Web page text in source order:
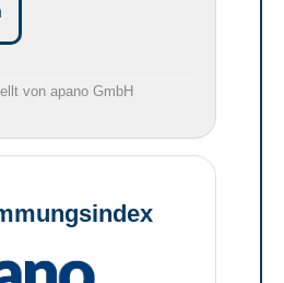
von apano GmbH